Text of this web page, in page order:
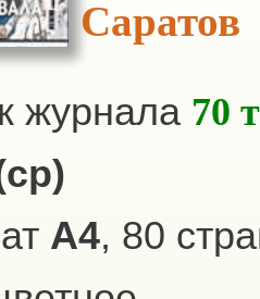
Саратов
журнала 70
А4, 80